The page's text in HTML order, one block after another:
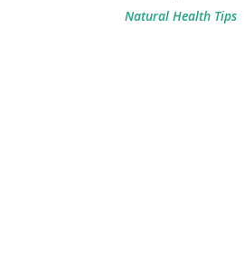
Natural Health Tips